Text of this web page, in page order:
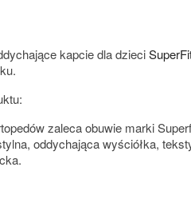
kapcie dla dzieci
zaleca obuwie marki
oddychająca wyściółka,